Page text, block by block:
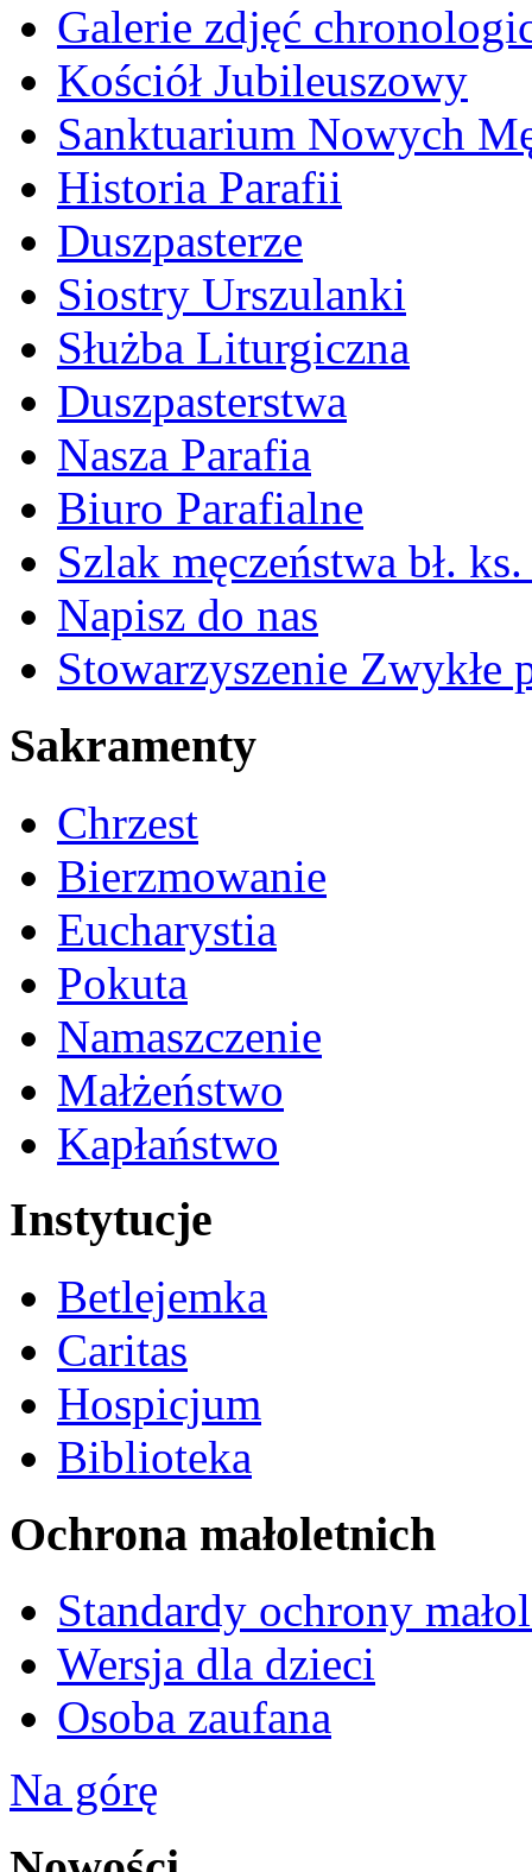
Galerie zdjęć
Kościół Jubileuszowy
Sanktuarium Nowych
Historia Parafii
Duszpasterze
Siostry Urszulanki
Służba Liturgiczna
Duszpasterstwa
Nasza Parafia
Biuro Parafialne
Szlak męczeństwa bł.
Napisz do nas
Stowarzyszenie Zwykłe
Sakramenty
Chrzest
Bierzmowanie
Eucharystia
Pokuta
Namaszczenie
Małżeństwo
Kapłaństwo
Instytucje
Betlejemka
Caritas
Hospicjum
Biblioteka
Ochrona małoletnich
Standardy ochrony
Wersja dla dzieci
Osoba zaufana
Na górę